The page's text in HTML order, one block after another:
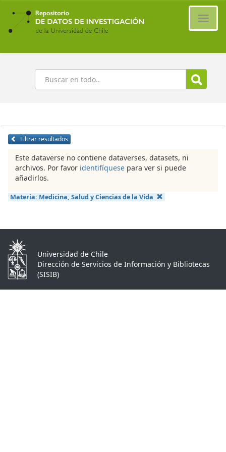
Ir
contenido
principal
Buscar
Filtrar resultados
Este dataverse no contiene dataverses, datasets, ni
archivos. Por favor identifíquese para ver si puede
añadirlos.
Materia: Medicina, Salud y Ciencias de la Vida
Universidad de Chile
Dirección de Servicios de Información y Bibliotecas
(SISIB)